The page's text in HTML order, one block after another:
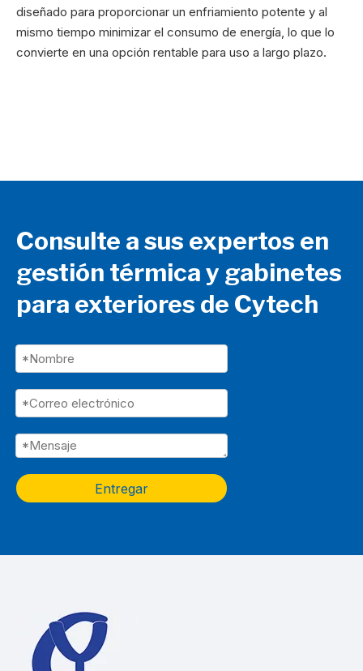
diseñado para proporcionar un enfriamiento potente y al
mismo tiempo minimizar el consumo de energía, lo que lo
convierte en una opción rentable para uso a largo plazo.
Consulte a sus expertos en
gestión térmica y gabinetes
para exteriores de Cytech
Entregar